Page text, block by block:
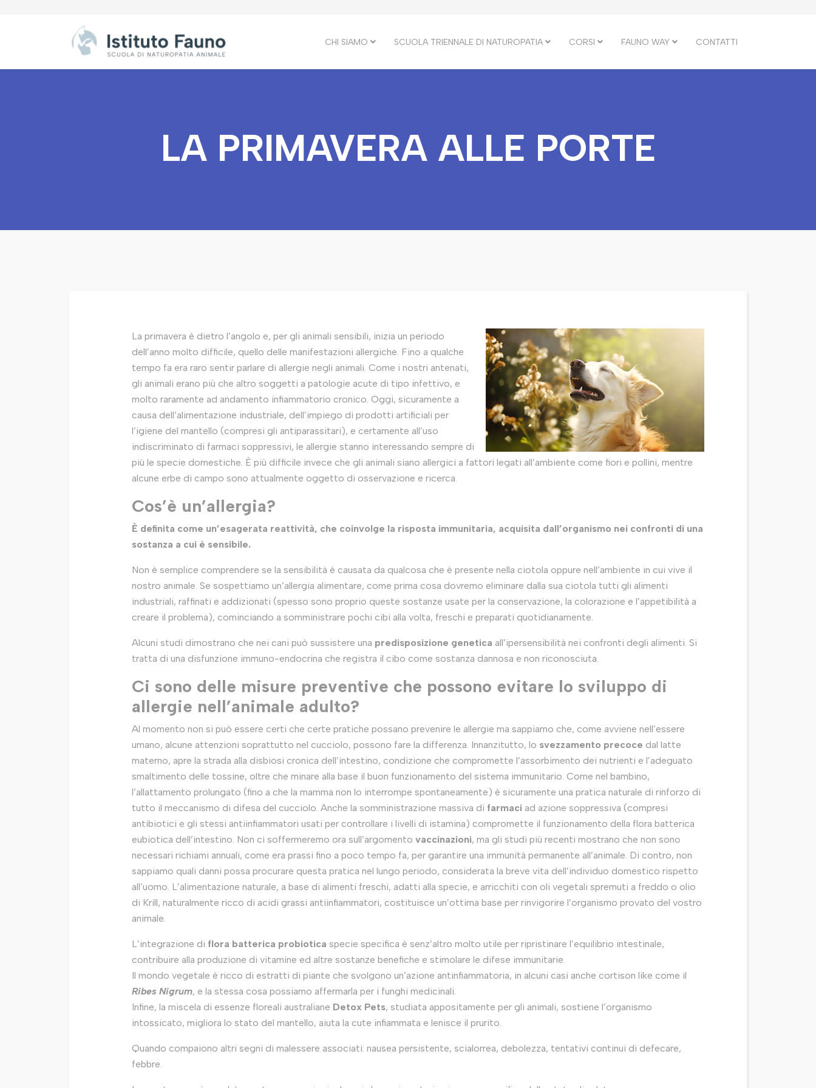
CHI SIAMO SCUOLA TRIENNALE DI NATUROPATIA CORSI FAUNO WAY CONTATTI
LA PRIMAVERA ALLE PORTE
La primavera è dietro l’angolo e, per gli animali sensibili, inizia un periodo
dell’anno molto difficile, quello delle manifestazioni allergiche. Fino a qualche
tempo fa era raro sentir parlare di allergie negli animali. Come i nostri antenati,
gli animali erano più che altro soggetti a patologie acute di tipo infettivo, e
molto raramente ad andamento infiammatorio cronico. Oggi, sicuramente a
causa dell’alimentazione industriale, dell’impiego di prodotti artificiali per
l’igiene del mantello (compresi gli antiparassitari), e certamente all’uso
indiscriminato di farmaci soppressivi, le allergie stanno interessando sempre di
più le specie domestiche. È più difficile invece che gli animali siano allergici a fattori legati all’ambiente come fiori e pollini, mentre
alcune erbe di campo sono attualmente oggetto di osservazione e ricerca.
Cos’è un’allergia?
È definita come un’esagerata reattività, che coinvolge la risposta immunitaria, acquisita dall’organismo nei confronti di una
sostanza a cui è sensibile.
Non è semplice comprendere se la sensibilità è causata da qualcosa che è presente nella ciotola oppure nell’ambiente in cui vive il
nostro animale. Se sospettiamo un’allergia alimentare, come prima cosa dovremo eliminare dalla sua ciotola tutti gli alimenti
industriali, raffinati e addizionati (spesso sono proprio queste sostanze usate per la conservazione, la colorazione e l’appetibilità a
creare il problema), cominciando a somministrare pochi cibi alla volta, freschi e preparati quotidianamente.
Alcuni studi dimostrano che nei cani può sussistere una predisposizione genetica all’ipersensibilità nei confronti degli alimenti. Si
tratta di una disfunzione immuno-endocrina che registra il cibo come sostanza dannosa e non riconosciuta.
Ci sono delle misure preventive che possono evitare lo sviluppo di
allergie nell’animale adulto?
Al momento non si può essere certi che certe pratiche possano prevenire le allergie ma sappiamo che, come avviene nell’essere
umano, alcune attenzioni soprattutto nel cucciolo, possono fare la differenza. Innanzitutto, lo svezzamento precoce dal latte
materno, apre la strada alla disbiosi cronica dell’intestino, condizione che compromette l’assorbimento dei nutrienti e l’adeguato
smaltimento delle tossine, oltre che minare alla base il buon funzionamento del sistema immunitario. Come nel bambino,
l’allattamento prolungato (fino a che la mamma non lo interrompe spontaneamente) è sicuramente una pratica naturale di rinforzo di
tutto il meccanismo di difesa del cucciolo. Anche la somministrazione massiva di farmaci ad azione soppressiva (compresi
antibiotici e gli stessi antiinfiammatori usati per controllare i livelli di istamina) compromette il funzionamento della flora batterica
eubiotica dell’intestino. Non ci soffermeremo ora sull’argomento vaccinazioni, ma gli studi più recenti mostrano che non sono
necessari richiami annuali, come era prassi fino a poco tempo fa, per garantire una immunità permanente all’animale. Di contro, non
sappiamo quali danni possa procurare questa pratica nel lungo periodo, considerata la breve vita dell’individuo domestico rispetto
all’uomo. L’alimentazione naturale, a base di alimenti freschi, adatti alla specie, e arricchiti con oli vegetali spremuti a freddo o olio
di Krill, naturalmente ricco di acidi grassi antiinfiammatori, costituisce un’ottima base per rinvigorire l’organismo provato del vostro
animale.
L’integrazione di flora batterica probiotica specie specifica è senz’altro molto utile per ripristinare l’equilibrio intestinale,
contribuire alla produzione di vitamine ed altre sostanze benefiche e stimolare le difese immunitarie.
Il mondo vegetale è ricco di estratti di piante che svolgono un’azione antinfiammatoria, in alcuni casi anche cortison like come il
Ribes Nigrum, e la stessa cosa possiamo affermarla per i funghi medicinali.
Infine, la miscela di essenze floreali australiane Detox Pets, studiata appositamente per gli animali, sostiene l’organismo
intossicato, migliora lo stato del mantello, aiuta la cute infiammata e lenisce il prurito.
Quando compaiono altri segni di malessere associati: nausea persistente, scialorrea, debolezza, tentativi continui di defecare,
febbre.